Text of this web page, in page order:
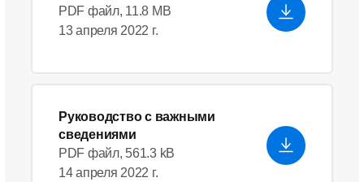
PDF файл, 11.8 MB
13 апреля 2022 г.
Руководство с важными
сведениями
PDF файл, 561.3 kB
14 апреля 2022 г.